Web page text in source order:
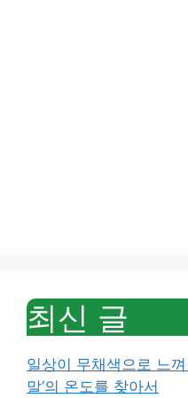
최신 글
일상이 무채색으로 느
말’의 온도를 찾아서